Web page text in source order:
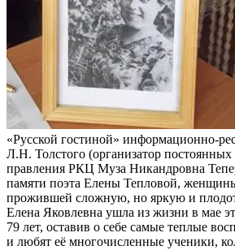
«Русской гостиной» информационно-
Л.Н. Толстого (организатор постоянных
правления РКЦ Муза Никандровна
памяти поэта Елены Тепловой,
прожившей сложную, но яркую и
Елена Яковлевна ушла из жизни в мае
79 лет, оставив о себе самые теплые
и любят её многочисленные ученики,